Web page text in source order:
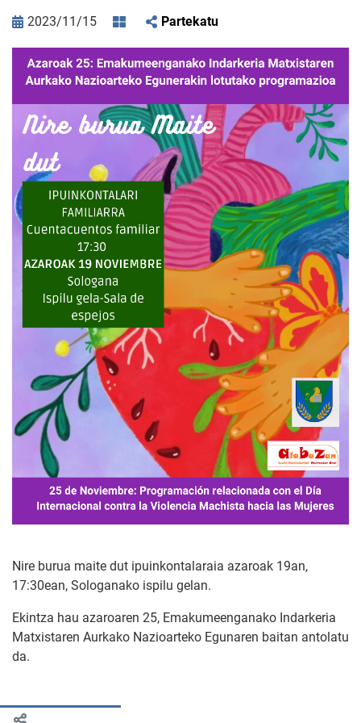
2023/11/15 Partekatu
Nire burua maite dut ipuinkontalaraia azaroak 19an,
17:30ean, Sologanako ispilu gelan.
Ekintza hau azaroaren 25, Emakumeenganako Indarkeria
Matxistaren Aurkako Nazioarteko Egunaren baitan antolatu
da.